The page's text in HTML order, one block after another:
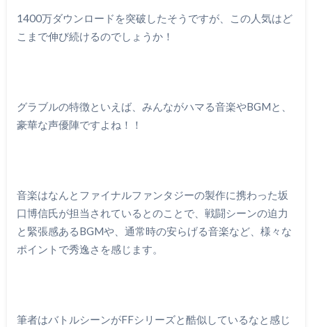
1400万ダウンロードを突破したそうですが、この人気はど
こまで伸び続けるのでしょうか！
グラブルの特徴といえば、みんながハマる音楽やBGMと、
豪華な声優陣ですよね！！
音楽はなんとファイナルファンタジーの製作に携わった坂
口博信氏が担当されているとのことで、戦闘シーンの迫力
と緊張感あるBGMや、通常時の安らげる音楽など、様々な
ポイントで秀逸さを感じます。
筆者はバトルシーンがFFシリーズと酷似しているなと感じ